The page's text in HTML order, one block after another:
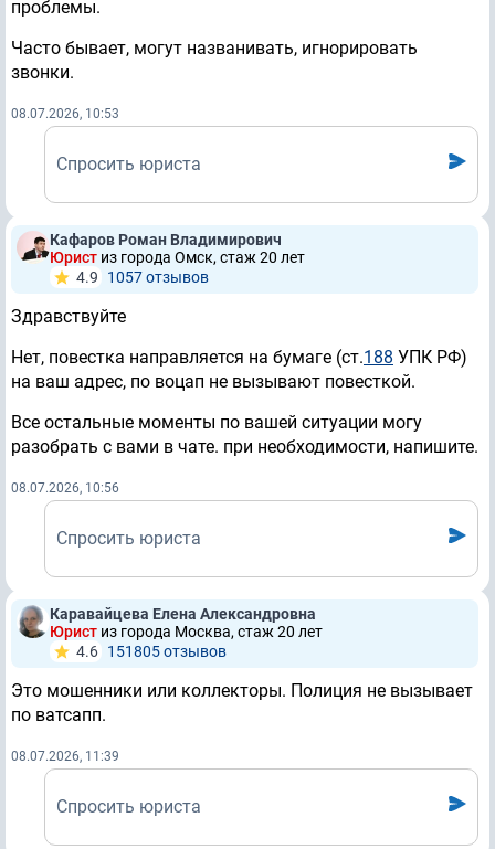
проблемы.
Часто бывает, могут названивать, игнорировать
звонки.
08.07.2026, 10:53
Спросить юриста
Кафаров Роман Владимирович
Юрист из города Омск, стаж 20 лет
4.9
1057 отзывов
Здравствуйте
Нет, повестка направляется на бумаге (ст.188 УПК РФ)
на ваш адрес, по воцап не вызывают повесткой.
Все остальные моменты по вашей ситуации могу
разобрать с вами в чате. при необходимости, напишите.
08.07.2026, 10:56
Спросить юриста
Каравайцева Елена Александровна
Юрист из города Москва, стаж 20 лет
4.6 151805 отзывов
Это мошенники или коллекторы. Полиция не вызывает
по ватсапп.
08.07.2026, 11:39
Спросить юриста